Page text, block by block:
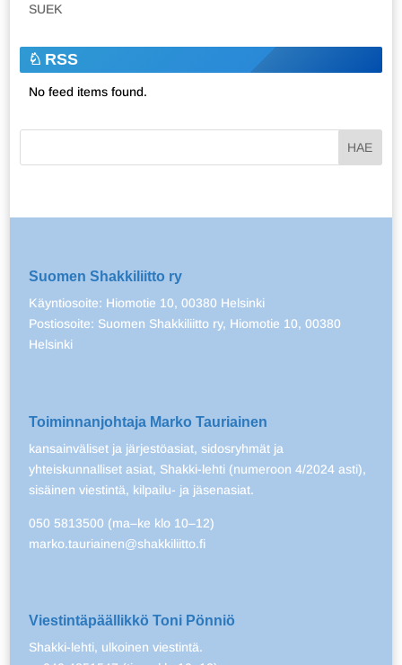
SUEK
RSS
No feed items found.
Suomen Shakkiliitto ry
Käyntiosoite: Hiomotie 10, 00380 Helsinki
Postiosoite: Suomen Shakkiliitto ry, Hiomotie 10, 00380
Helsinki
Toiminnanjohtaja Marko Tauriainen
kansainväliset ja järjestöasiat, sidosryhmät ja
yhteiskunnalliset asiat, Shakki-lehti (numeroon 4/2024 asti),
sisäinen viestintä, kilpailu- ja jäsenasiat.
050 5813500 (ma–ke klo 10–12)
marko.tauriainen@shakkiliitto.fi
Viestintäpäällikkö Toni Pönniö
Shakki-lehti, ulkoinen viestintä.